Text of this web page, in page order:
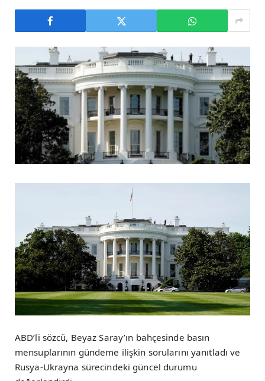
ABD’li sözcü, Beyaz Saray’ın bahçesinde basın
mensuplarının gündeme ilişkin sorularını yanıtladı ve
Rusya-Ukrayna sürecindeki güncel durumu